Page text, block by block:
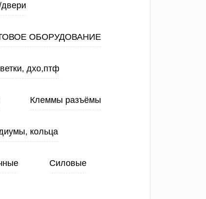
ОБОРУДОВАНИЕ
дхо,птф
Клеммы разъёмы
кольца
Силовые